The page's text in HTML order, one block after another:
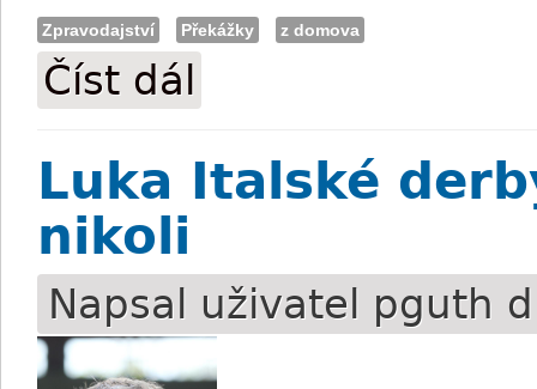
Zpravodajství Překážky z domova
Číst dál
Luka Italské
nikoli
Napsal uživatel pguth